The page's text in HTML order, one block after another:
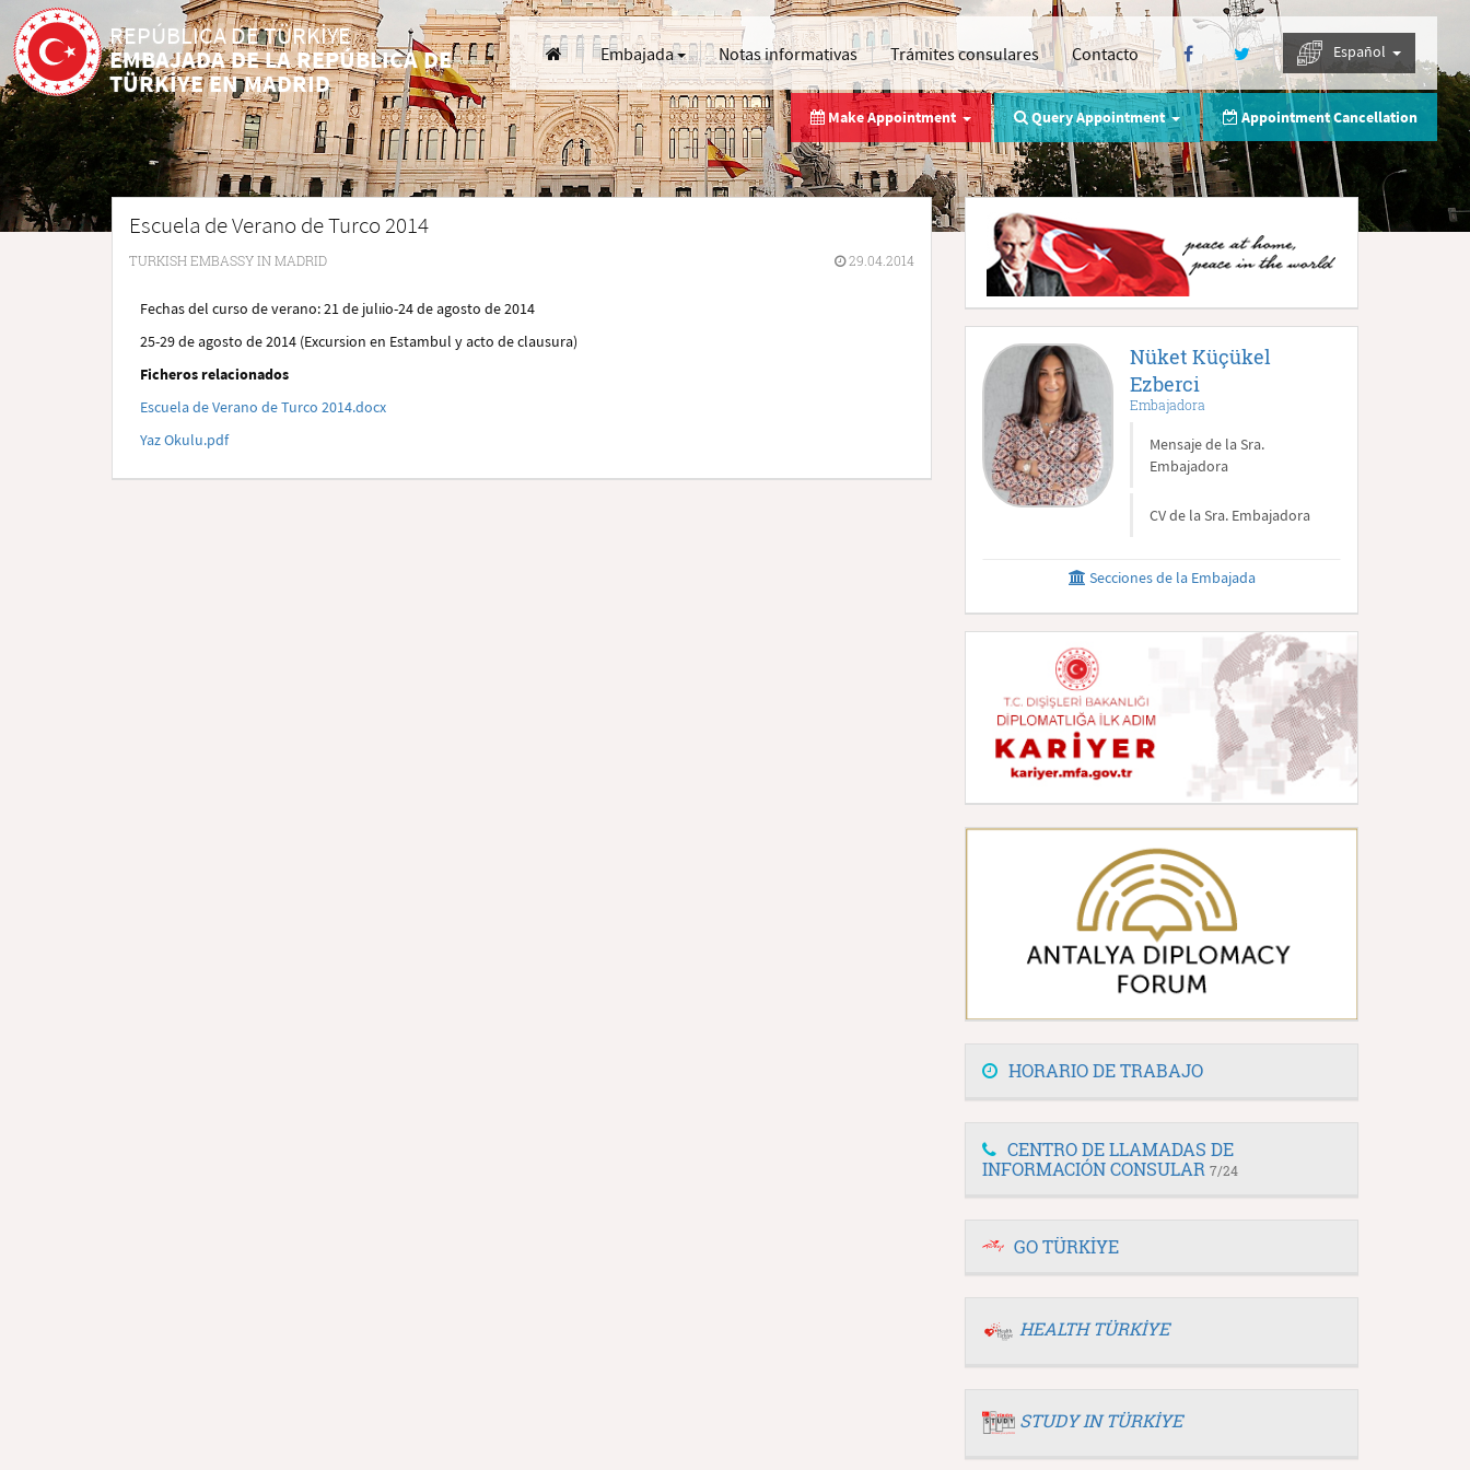
REPÚBLICA DE TÜRKİYE
EMBAJADA DE LA REPÚBLICA DE
TÜRKİYE EN MADRID
Embajada Notas informativas Trámites consulares Contacto Español
Make Appointment Query Appointment Appointment Cancellation
Escuela de Verano de Turco 2014
TURKISH EMBASSY IN MADRID 29.04.2014
Fechas del curso de verano: 21 de julıio-24 de agosto de 2014
25-29 de agosto de 2014 (Excursion en Estambul y acto de clausura)
Ficheros relacionados
Escuela de Verano de Turco 2014.docx
Yaz Okulu.pdf
Nüket Küçükel
Ezberci
Embajadora
Mensaje de la Sra.
Embajadora
CV de la Sra. Embajadora
Secciones de la Embajada
HORARIO DE TRABAJO
CENTRO DE LLAMADAS DE
INFORMACIÓN CONSULAR 7/24
GO TÜRKİYE
HEALTH TÜRKİYE
STUDY IN TÜRKİYE